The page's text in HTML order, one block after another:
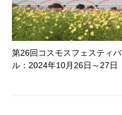
第26回コスモスフェスティバ
ル：2024年10月26日～27日